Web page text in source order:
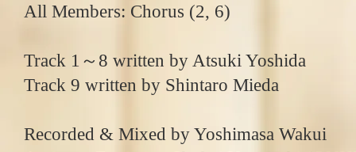
All Members: Chorus (2, 6)
Track 1～8 written by Atsuki Yoshida
Track 9 written by Shintaro Mieda
Recorded & Mixed by Yoshimasa Wakui